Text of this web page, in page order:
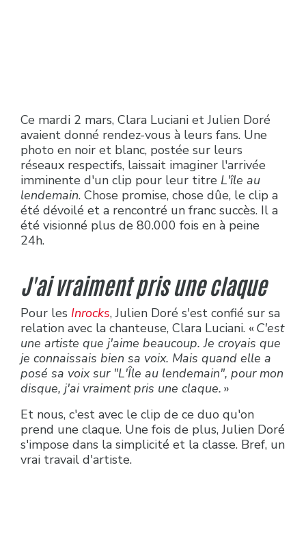
Ce mardi 2 mars, Clara Luciani et Julien Doré
avaient donné rendez-vous à leurs fans. Une
photo en noir et blanc, postée sur leurs
réseaux respectifs, laissait imaginer l'arrivée
imminente d'un clip pour leur titre L'île au
lendemain. Chose promise, chose dûe, le clip a
été dévoilé et a rencontré un franc succès. Il a
été visionné plus de 80.000 fois en à peine
24h.
J'ai vraiment pris une claque
Pour les Inrocks, Julien Doré s'est confié sur sa
relation avec la chanteuse, Clara Luciani. « C'est
une artiste que j'aime beaucoup. Je croyais que
je connaissais bien sa voix. Mais quand elle a
posé sa voix sur "L'Île au lendemain", pour mon
disque, j'ai vraiment pris une claque. »
Et nous, c'est avec le clip de ce duo qu'on
prend une claque. Une fois de plus, Julien Doré
s'impose dans la simplicité et la classe. Bref, un
vrai travail d'artiste.